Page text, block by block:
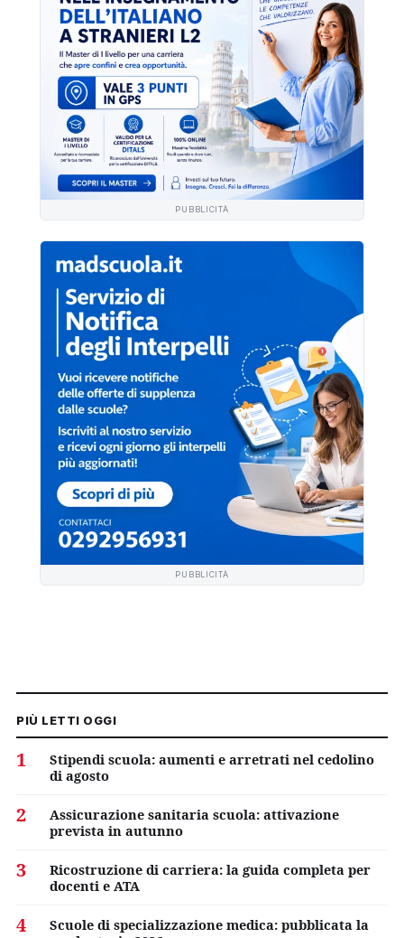
PUBBLICITÀ
PUBBLICITÀ
PIÙ LETTI OGGI
1
Stipendi scuola: aumenti e arretrati nel cedolino
di agosto
2
Assicurazione sanitaria scuola: attivazione
prevista in autunno
3
Ricostruzione di carriera: la guida completa per
docenti e ATA
4
Scuole di specializzazione medica: pubblicata la